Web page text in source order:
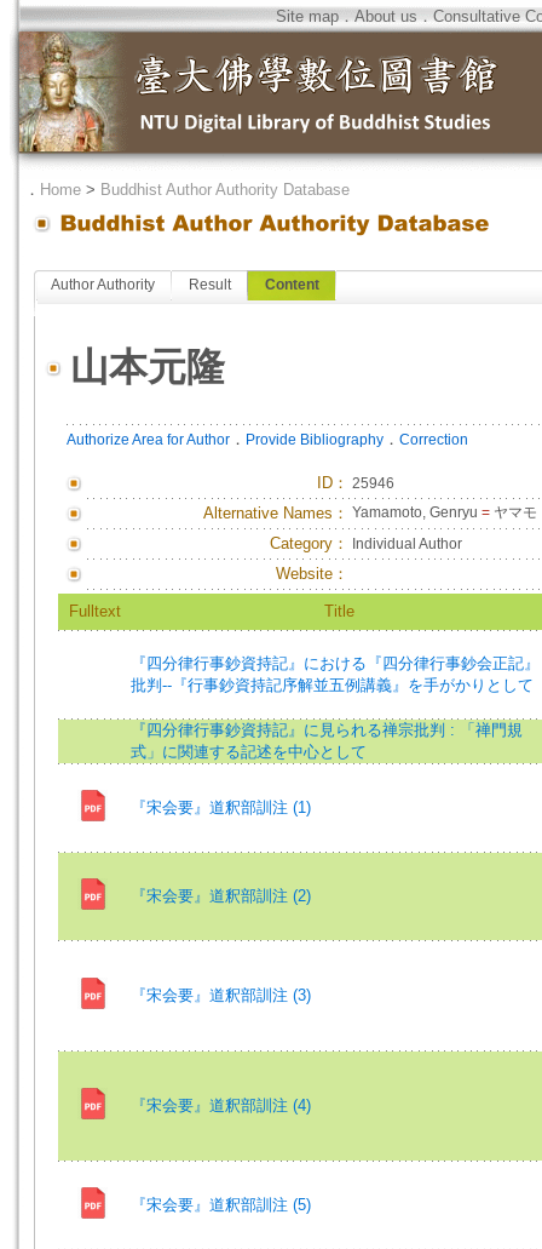
Site map．About us．Consultative
． Home > Buddhist Author Authority Database
Author Authority Result Content
山本元隆
Authorize Area for Author ． Provide Bibliography ． Correction
ID ： 25946
Alternative Names： Yamamoto, Genryu = ヤマモ
Category： Individual Author
Website：
Fulltext Title
『四分律行事鈔資持記』における『四分律行事鈔会正記』
批判--『行事鈔資持記序解並五例講義』を手がかりとして
『四分律行事鈔資持記』に見られる禅宗批判 : 「禅門規
式」に関連する記述を中心として
『宋会要』道釈部訓注 (1)
『宋会要』道釈部訓注 (2)
『宋会要』道釈部訓注 (3)
『宋会要』道釈部訓注 (4)
『宋会要』道釈部訓注 (5)